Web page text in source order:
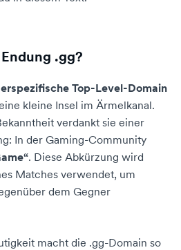
.gg?
Top-Level-Domain
kleine Insel im Ärmelkanal.
verdankt sie einer
In der Gaming-Community
. Diese Abkürzung wird
Matches verwendet, um
dem Gegner
macht die .gg-Domain so